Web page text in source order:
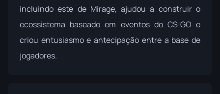
incluindo este de Mirage, ajudou a construir o
ecossistema baseado em eventos do CS:GO e
criou entusiasmo e antecipação entre a base de
jogadores.